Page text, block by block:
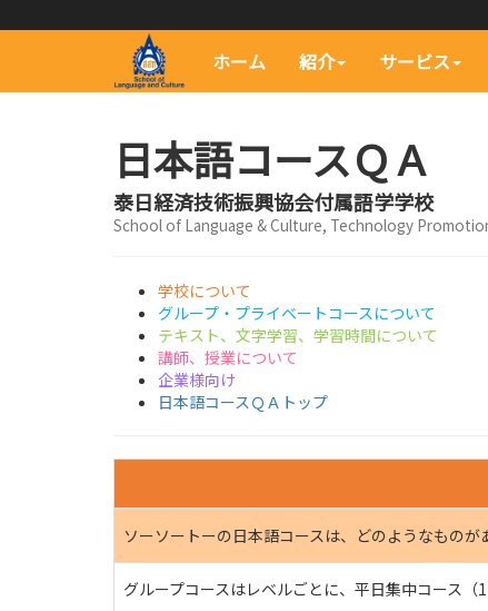
ホーム 紹介 サービス
日本語コースＱＡ
泰日経済技術振興協会付属語学学校
School of Language & Culture, Technology
学校について
グループ・プライベートコースについて
テキスト、文字学習、学習時間について
講師、授業について
企業様向け
日本語コースＱＡトップ
ソーソートーの日本語コースは、どのようなものが
グループコースはレベルごとに、平日集中コース